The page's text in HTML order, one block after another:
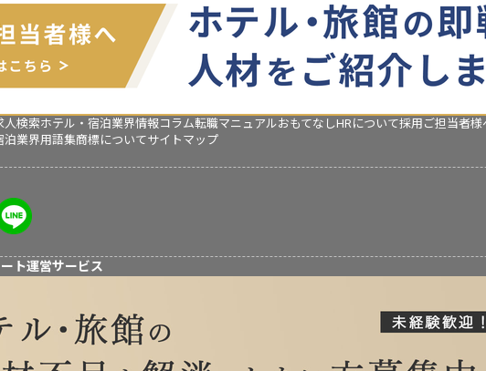
人検索ホテル・宿泊業界情報コラム転職マニュアルおもてなしHRについて採用ご担当者様
泊業界用語集商標についてサイトマップ
ト運営サービス